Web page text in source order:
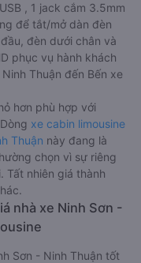
, 1 jack cắm 3.5mm
để tắt/mở dàn đèn
đèn dưới chân và
phục vụ hành khách
Thuận đến Bến xe
hơn phù hợp với
xe cabin limousine
Thuận này đang là
chọn vì sự riêng
Tất nhiên giá thành
nhà xe Ninh Sơn -
Sơn - Ninh Thuận tốt